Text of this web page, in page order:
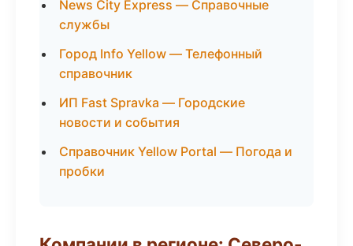
News City Express — Справочные
службы
Город Info Yellow — Телефонный
справочник
ИП Fast Spravka — Городские
новости и события
Справочник Yellow Portal — Погода и
пробки